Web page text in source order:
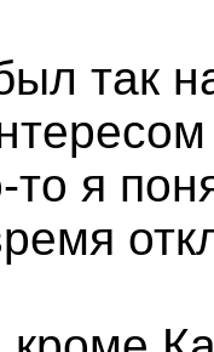
так
я